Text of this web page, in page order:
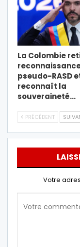
La Colombie
pseudo-RASD
reconnaît la
souveraineté…
PRÉCÉDENT
Votre